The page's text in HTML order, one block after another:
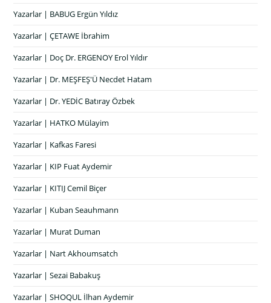
Yazarlar | BABUG Ergün Yıldız
Yazarlar | ÇETAWE İbrahim
Yazarlar | Doç Dr. ERGENOY Erol Yıldır
Yazarlar | Dr. MEŞFEŞ'Ü Necdet Hatam
Yazarlar | Dr. YEDİC Batıray Özbek
Yazarlar | HATKO Mülayim
Yazarlar | Kafkas Faresi
Yazarlar | KIP Fuat Aydemir
Yazarlar | KITIJ Cemil Biçer
Yazarlar | Kuban Seauhmann
Yazarlar | Murat Duman
Yazarlar | Nart Akhoumsatch
Yazarlar | Sezai Babakuş
Yazarlar | SHOQUL İlhan Aydemir